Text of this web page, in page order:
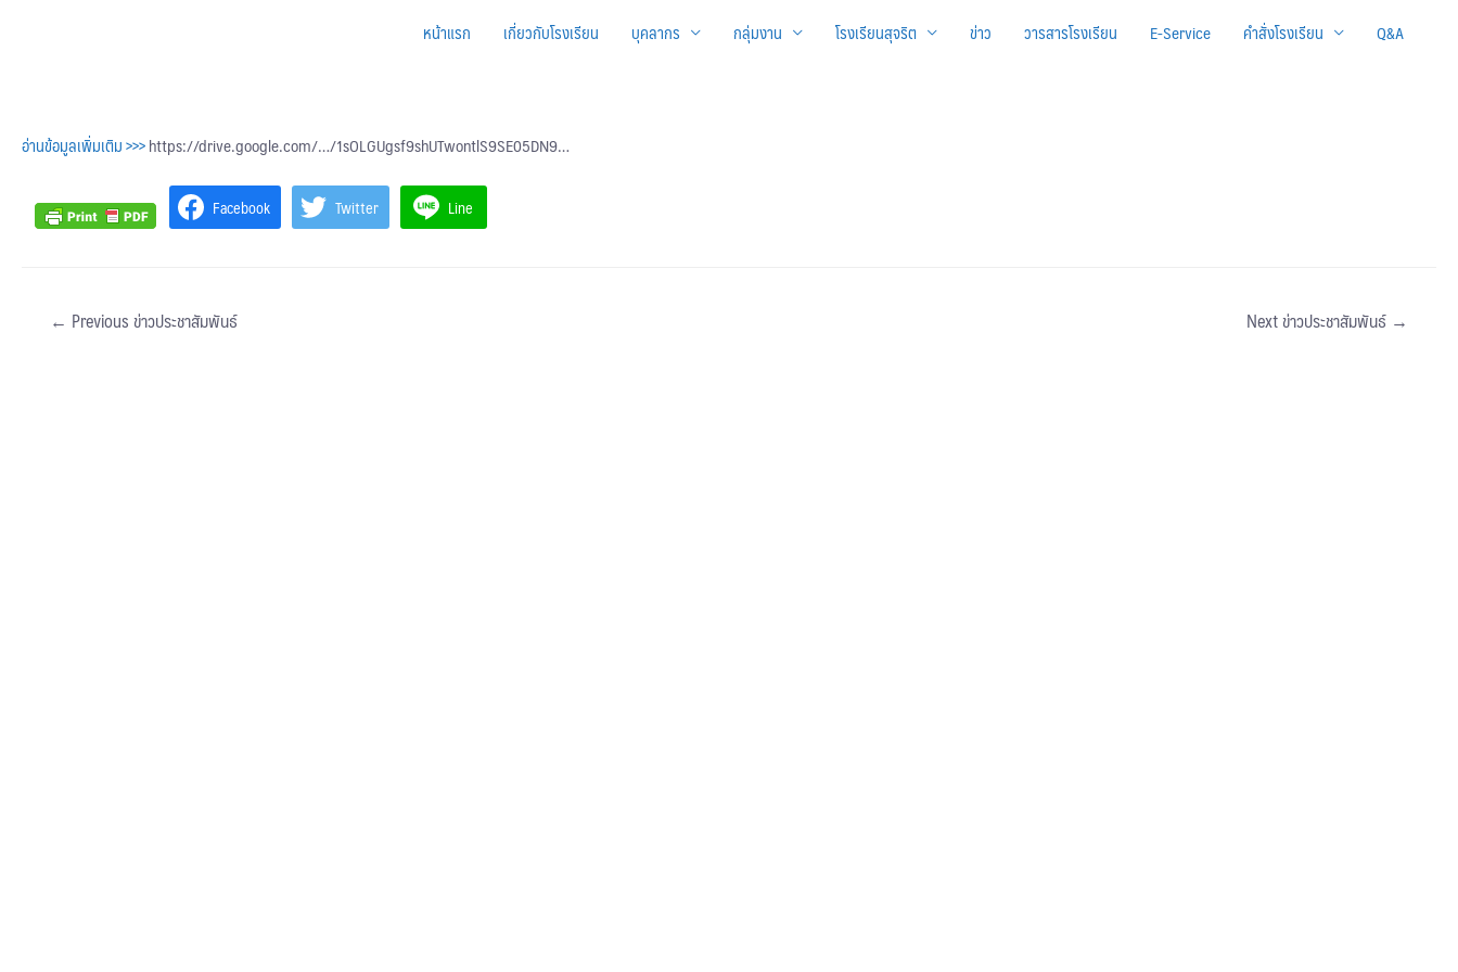
หน้าแรก เกี่ยวกับโรงเรียน บุคลากร กลุ่มงาน โรงเรียนสุจริต ข่าว วารสารโรงเรียน E-Service คำสั่งโรงเรียน Q&A
อ่านข้อมูลเพิ่มเติม >>>https://drive.google.com/…/1sOLGUgsf9shUTwontlS9SE05DN9…
Facebook Twitter Line
← Previous ข่าวประชาสัมพันธ์ Next ข่าวประชาสัมพันธ์ →